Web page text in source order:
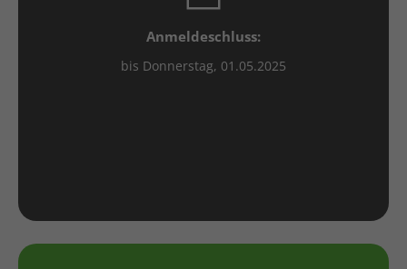
Anmeldeschluss:
bis Donnerstag, 01.05.2025